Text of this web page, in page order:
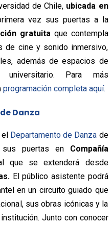
de Chile, ubicada en
vez sus puertas a la
gratuita que contempla
de cine y sonido inmersivo,
además de espacios de
universitario. Para más
programación completa aquí.
Danza
el Departamento de Danza de
puertas en Compañía
que se extenderá desde
El público asistente podrá
en un circuito guiado que
sus obras icónicas y la
Junto con conocer